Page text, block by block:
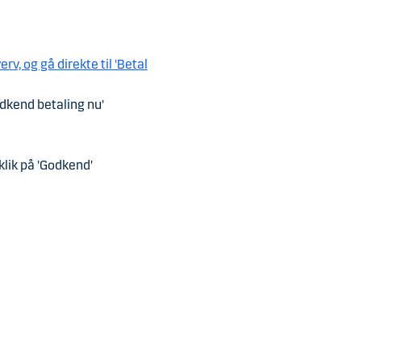
og gå direkte til 'Betal
betaling nu'
på 'Godkend'